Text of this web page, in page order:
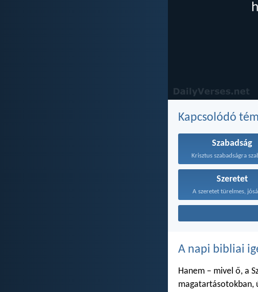
Kapcsolódó
Szabadság
Szeretet
A szeretet türelmes,
A napi bibliai
Hanem – mivel ő, a
magatartásotokban,